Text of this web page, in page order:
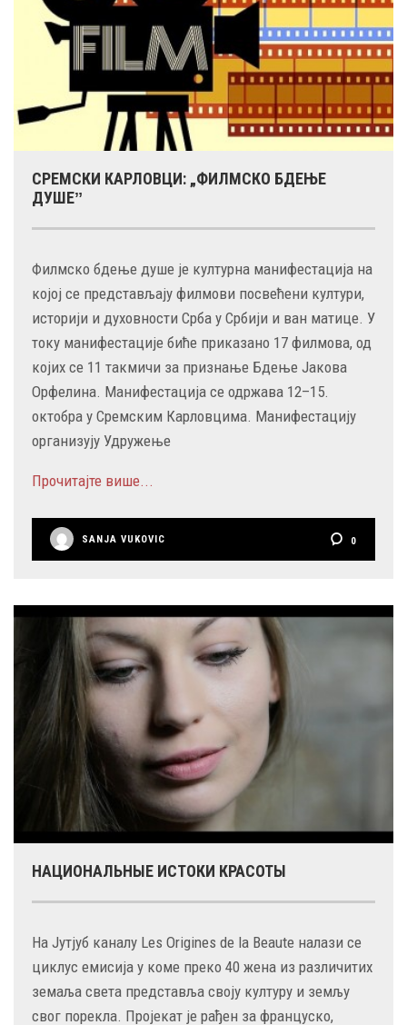
СРЕМСКИ КАРЛОВЦИ: „ФИЛМСКО БДЕЊЕ
ДУШЕˮ
Филмско бдење душе је културна манифестација на
којој се представљају филмови посвећени култури,
историји и духовности Срба у Србији и ван матице. У
току манифестације биће приказано 17 филмова, од
којих се 11 такмичи за признање Бдење Јакова
Орфелина. Манифестација се одржава 12–15.
октобра у Сремским Карловцима. Манифестацију
организују Удружење
Прочитајте више...
SANJA VUKOVIC 0
НАЦИОНАЛЬНЫЕ ИСТОКИ КРАСОТЫ
На Јутјуб каналу Les Origines de la Beaute налази се
циклус емисија у коме преко 40 жена из различитих
земаља света представља своју културу и земљу
свог порекла. Пројекат је рађен за француско,